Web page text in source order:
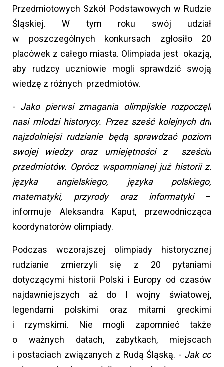
Przedmiotowych Szkół Podstawowych w Rudzie
Śląskiej. W tym roku swój udział
w poszczególnych konkursach zgłosiło 20
placówek z całego miasta. Olimpiada jest okazją,
aby rudzcy uczniowie mogli sprawdzić swoją
wiedzę z różnych przedmiotów.
- Jako pierwsi zmagania olimpijskie rozpoczęli
nasi młodzi historycy. Przez sześć kolejnych dni
najzdolniejsi rudzianie będą sprawdzać poziom
swojej wiedzy oraz umiejętności z sześciu
przedmiotów. Oprócz wspomnianej już historii z:
języka angielskiego, języka polskiego,
matematyki, przyrody oraz informatyki –
informuje Aleksandra Kaput, przewodnicząca
koordynatorów olimpiady.
Podczas wczorajszej olimpiady historycznej
rudzianie zmierzyli się z 20 pytaniami
dotyczącymi historii Polski i Europy od czasów
najdawniejszych aż do I wojny światowej,
legendami polskimi oraz mitami greckimi
i rzymskimi. Nie mogli zapomnieć także
o ważnych datach, zabytkach, miejscach
i postaciach związanych z Rudą Śląską. - Jak co